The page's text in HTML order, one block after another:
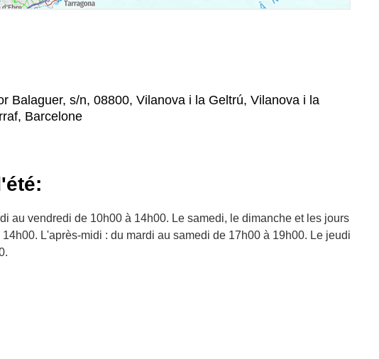
Balaguer, s/n, 08800, Vilanova i la Geltrú, Vilanova i la
Barcelone
au vendredi de 10h00 à 14h00. Le samedi, le dimanche et les jours
L'après-midi : du mardi au samedi de 17h00 à 19h00. Le jeudi